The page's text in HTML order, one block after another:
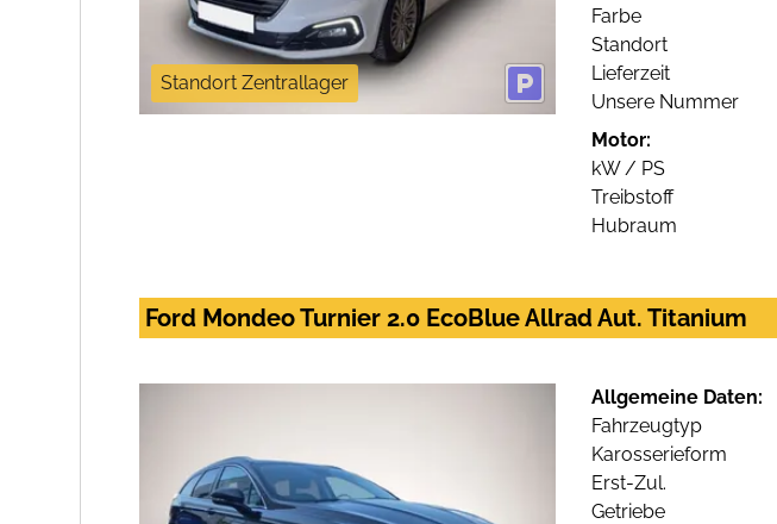
Standort Zentrallager
Farbe
Standort
Lieferzeit
Unsere Nummer
Motor:
kW / PS
Treibstoff
Hubraum
Ford Mondeo Turnier 2.0 EcoBlue Allrad Aut. Titanium
Allgemeine Daten:
Fahrzeugtyp
Karosserieform
Erst-Zul.
Getriebe